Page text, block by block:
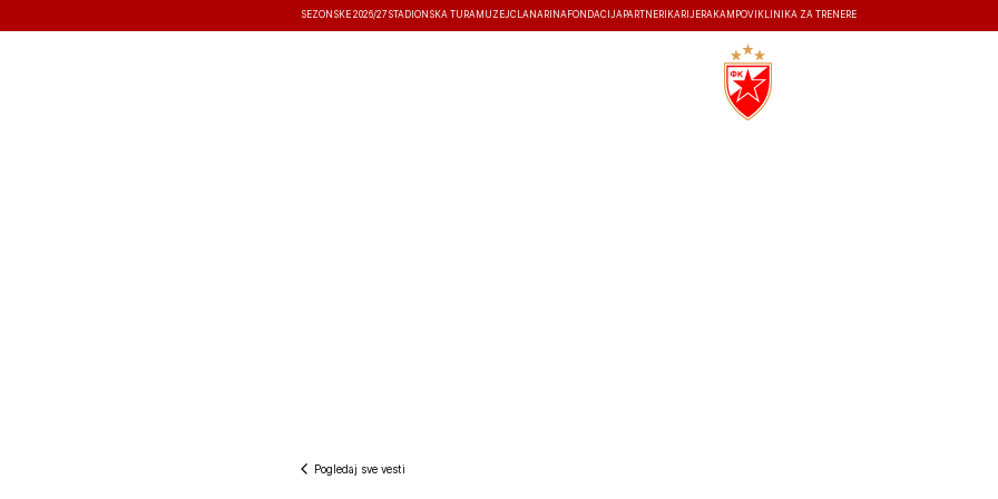
SEZONSKE 2026/27 STADIONSKA TURA MUZEJČLANARINA FONDACIJA PARTNERI KARIJERA KAMPOVI KLINIKA ZA TRENERE
Pogledaj sve vesti